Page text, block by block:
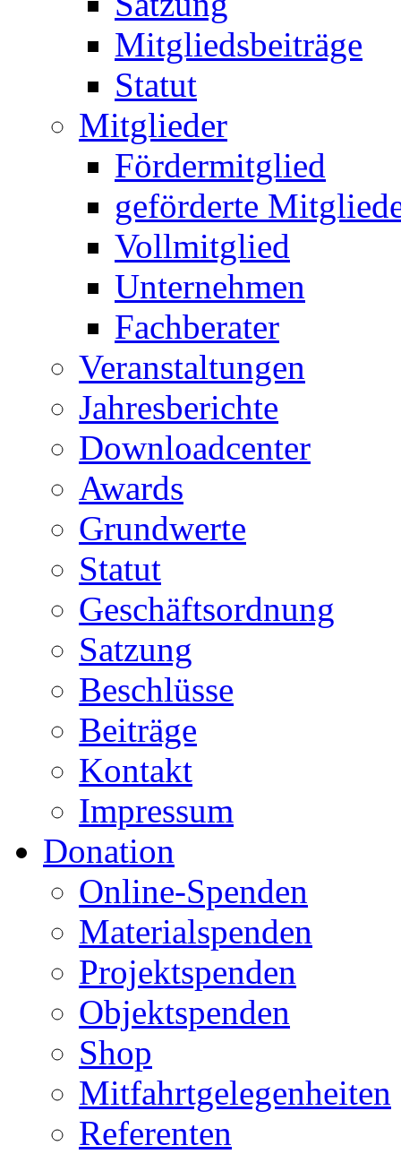
Mitgliedsbeiträge
Statut
Mitglieder
Fördermitglied
geförderte
Vollmitglied
Unternehmen
Fachberater
Veranstaltungen
Jahresberichte
Downloadcenter
Awards
Grundwerte
Statut
Geschäftsordnung
Satzung
Beschlüsse
Beiträge
Kontakt
Impressum
Donation
Online-Spenden
Materialspenden
Projektspenden
Objektspenden
Shop
Mitfahrtgelegenheiten
Referenten